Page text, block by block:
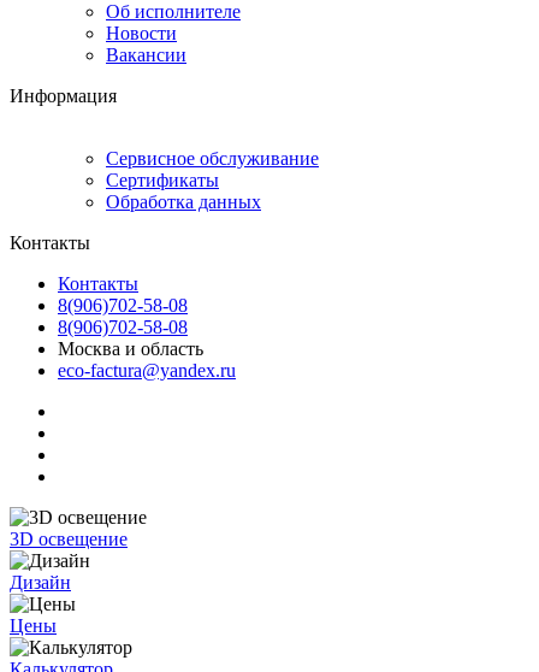
Об исполнителе
Новости
Вакансии
Информация
Сервисное обслуживание
Сертификаты
Обработка данных
Контакты
Контакты
8(906)702-58-08
8(906)702-58-08
Москва и область
eco-factura@yandex.ru
3D освещение
Дизайн
Цены